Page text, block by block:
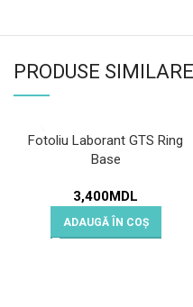
PRODUSE SIMILARE
Fotoliu Laborant GTS Ring
Base
3,400MDL
ADAUGĂ ÎN COȘ